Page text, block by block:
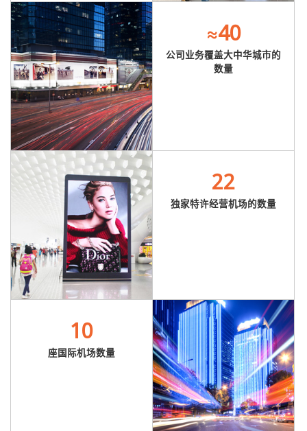
≈40
公司业务覆盖大中华城市的
数量
22
独家特许经营机场的数量
10
座国际机场数量